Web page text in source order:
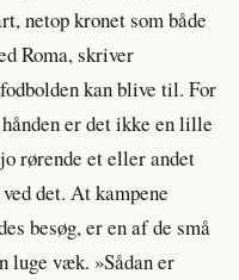
netop kronet som både
Roma, skriver
kan blive til. For
er det ikke en lille
rørende et eller andet
det. At kampene
besøg, er en af de små
luge væk. »Sådan er